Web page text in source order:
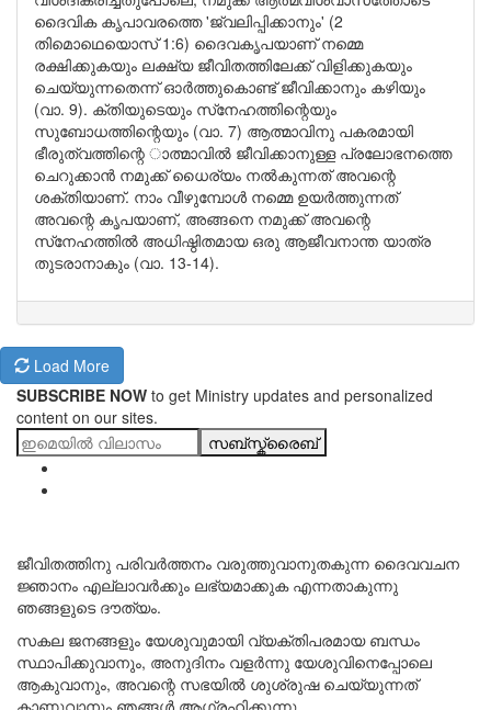
ദൈവിക കൃപാവരത്തെ 'ജ്വലിപ്പിക്കാനും' (2
തിമൊഥെയൊസ് 1:6) ദൈവകൃപയാണ് നമ്മെ
രക്ഷിക്കുകയും ലക്ഷ്യ ജീവിതത്തിലേക്ക് വിളിക്കുകയും
ചെയ്യുന്നതെന്ന് ഓർത്തുകൊണ്ട് ജീവിക്കാനും കഴിയും
(വാ. 9). ക്തിയുടെയും സ്‌നേഹത്തിന്റെയും
സുബോധത്തിന്റെയും (വാ. 7) ആത്മാവിനു പകരമായി
ഭീരുത്വത്തിന്റെ ാത്മാവിൽ ജീവിക്കാനുള്ള പ്രലോഭനത്തെ
ചെറുക്കാൻ നമുക്ക് ധൈര്യം നൽകുന്നത് അവന്റെ
ശക്തിയാണ്. നാം വീഴുമ്പോൾ നമ്മെ ഉയർത്തുന്നത്
അവന്റെ കൃപയാണ്, അങ്ങനെ നമുക്ക് അവന്റെ
സ്‌നേഹത്തിൽ അധിഷ്ഠിതമായ ഒരു ആജീവനാന്ത യാത്ര
തുടരാനാകും (വാ. 13-14).
Load More
SUBSCRIBE NOW to get Ministry updates and personalized
content on our sites.
സബ്സ്ക്രൈബ്
ജീവിതത്തിനു പരിവർത്തനം വരുത്തുവാനുതകുന്ന ദൈവവചന
ജ്ഞാനം എല്ലാവർക്കും ലഭ്യമാക്കുക എന്നതാകുന്നു
ഞങ്ങളുടെ ദൗത്യം.
സകല ജനങ്ങളും യേശുവുമായി വ്യക്തിപരമായ ബന്ധം
സ്ഥാപിക്കുവാനും, അനുദിനം വളർന്നു യേശുവിനെപ്പോലെ
ആകുവാനും, അവന്റെ സഭയിൽ ശുശ്രുഷ ചെയ്യുന്നത്
കാണുവാനും ഞങ്ങൾ ആഗ്രഹിക്കുന്നു.